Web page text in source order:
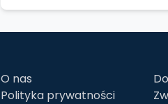
O nas
Polityka prywatności